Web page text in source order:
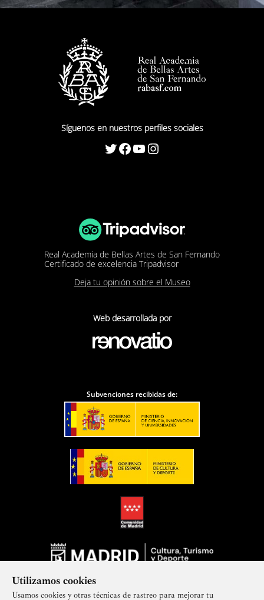
Utilizamos cookies
Usamos cookies y otras técnicas de rastreo para mejorar tu
Síguenos en nuestros perfiles sociales
Twitter Facebook YouTube Instagram
Real Academia de Bellas Artes de San Fernando
Certificado de excelencia Tripadvisor
Deja tu opinión sobre el Museo
Web desarrollada por
Subvenciones recibidas de: